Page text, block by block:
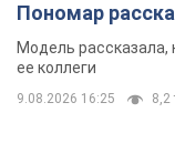
Пономар
стороне
Модель рассказала,
ее коллеги
9.08.2026 16:25 8,2